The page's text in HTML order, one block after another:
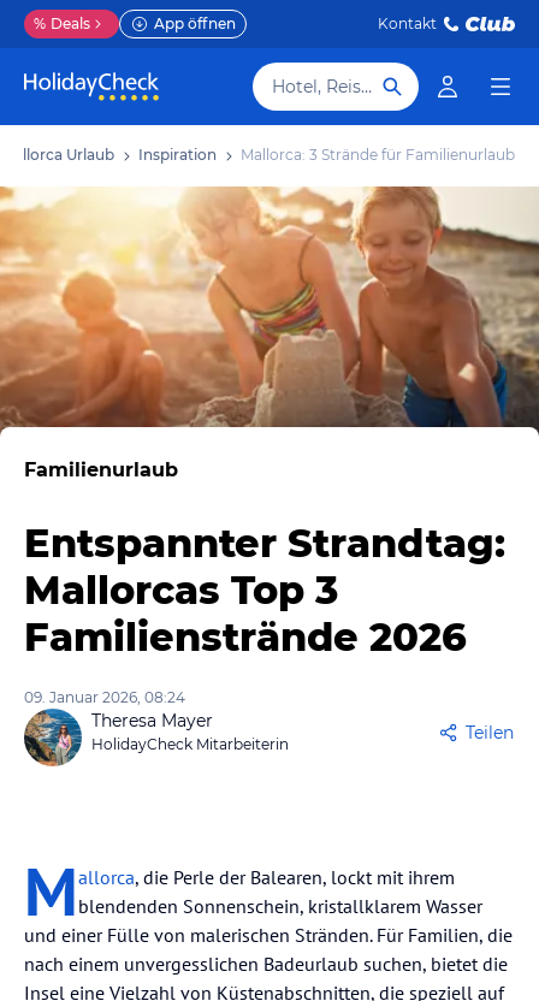
% Deals App öffnen Kontakt
Hotel, Reiseziel
Mallorca Urlaub Inspiration Mallorca: 3 Strände für Familienurlaub
Familienurlaub
Entspannter Strandtag:
Mallorcas Top 3
Familienstrände 2026
09. Januar 2026, 08:24
Theresa Mayer
HolidayCheck Mitarbeiterin
Teilen
Mallorca, die Perle der Balearen, lockt mit ihrem
blendenden Sonnenschein, kristallklarem Wasser
und einer Fülle von malerischen Stränden. Für Familien, die
nach einem unvergesslichen Badeurlaub suchen, bietet die
Insel eine Vielzahl von Küstenabschnitten, die speziell auf